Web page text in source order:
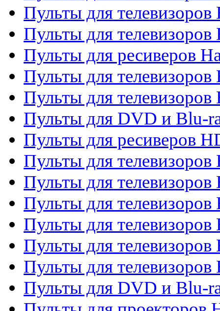
Пульты для телевизоров
Пульты для
Пульты для ресиверов
Пульты для телевизоров
Пульты для телевизоров
Пульты для DVD и Blu-
Пульты для ресиверов
Пульты для
Пульты для телевизоров
Пульты для телевизоров
Пульты для телевизоров
Пульты для телевизоров
Пульты для телевизоров
Пульты для DVD и Blu-